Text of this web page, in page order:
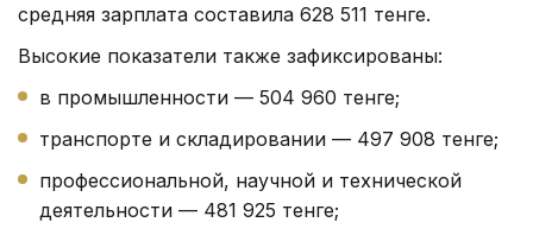
средняя зарплата составила 628 511 тенге.
Высокие показатели также зафиксированы:
в промышленности — 504 960 тенге;
транспорте и складировании — 497 908 тенге;
профессиональной, научной и технической
деятельности — 481 925 тенге;